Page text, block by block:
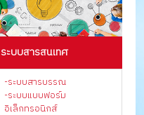
ระบบสารสนเทศ
-ระบบสารบรรณ
-ระบบแบบฟอร์ม
อิเล็กทรอนิกส์